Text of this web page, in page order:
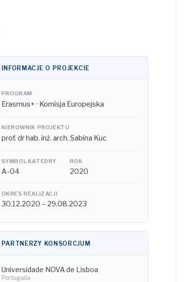
INFORMACJE O PROJEKCIE
PROGRAM
Erasmus+ · Komisja Europejska
KIEROWNIK PROJEKTU
prof. dr hab. inż. arch. Sabina Kuc
SYMBOL KATEDRY
A-04
ROK
2020
OKRES REALIZACJI
30.12.2020 – 29.08.2023
PARTNERZY KONSORCJUM
Universidade NOVA de Lisboa
Portugalia